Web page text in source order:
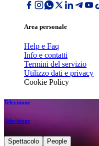
Area personale
Help e Faq
Info e contatti
Termini del servizio
Utilizzo dati e privacy
Cookie Policy
Televisione
Televisione
Spettacolo People